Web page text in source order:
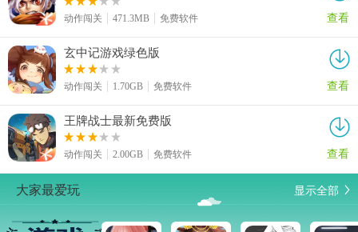
动作闯关 471.3MB 免费软件 查看
玄中记游戏绿色版
动作闯关 1.70GB 免费软件 查看
王牌战士最新免费版
动作闯关 2.00GB 免费软件 查看
大家最爱玩 显示全部